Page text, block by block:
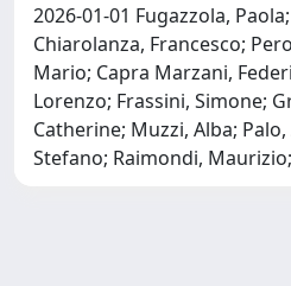
2026-01-01 Fugazzola,
Chiarolanza, Francesco;
Mario; Capra Marzani,
Lorenzo; Frassini, Simone;
Catherine; Muzzi, Alba;
Stefano; Raimondi,